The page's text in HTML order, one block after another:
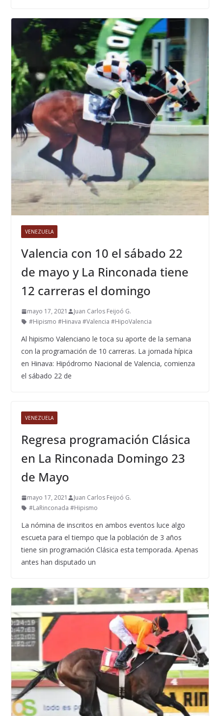
VENEZUELA
Valencia con 10 el sábado 22
de mayo y La Rinconada tiene
12 carreras el domingo
mayo 17, 2021
Juan Carlos Feijoó G.
#Hipismo #Hinava #Valencia #HipoValencia
Al hipismo Valenciano le toca su aporte de la semana
con la programación de 10 carreras. La jornada hípica
en Hinava: Hipódromo Nacional de Valencia, comienza
el sábado 22 de
VENEZUELA
Regresa programación Clásica
en La Rinconada Domingo 23
de Mayo
mayo 17, 2021
Juan Carlos Feijoó G.
#LaRinconada #Hipismo
La nómina de inscritos en ambos eventos luce algo
escueta para el tiempo que la población de 3 años
tiene sin programación Clásica esta temporada. Apenas
antes han disputado un